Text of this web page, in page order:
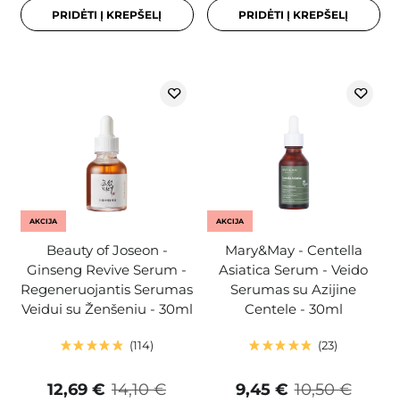
PRIDĖTI Į KREPŠELĮ PRIDĖTI Į KREPŠELĮ
AKCIJA
Beauty of Joseon -
Ginseng Revive Serum -
Regeneruojantis Serumas
Veidui su Ženšeniu - 30ml
114
14,10 €
12,69 €
AKCIJA
Mary&May - Centella
Asiatica Serum - Veido
Serumas su Azijine
Centele - 30ml
23
10,50 €
9,45 €